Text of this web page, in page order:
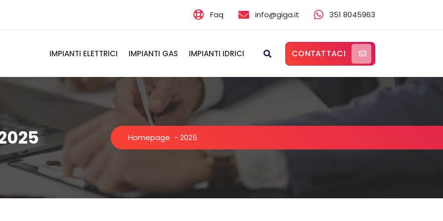
Faq info@giga.it 351 8045963
IMPIANTI ELETTRICI IMPIANTI GAS IMPIANTI IDRICI CONTATTACI
Homepage - 2025